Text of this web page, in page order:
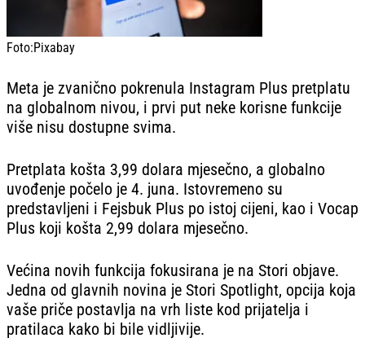
Foto:Pixabay
Meta je zvanično pokrenula Instagram Plus pretplatu
na globalnom nivou, i prvi put neke korisne funkcije
više nisu dostupne svima.
Pretplata košta 3,99 dolara mjesečno, a globalno
uvođenje počelo je 4. juna. Istovremeno su
predstavljeni i Fejsbuk Plus po istoj cijeni, kao i Vocap
Plus koji košta 2,99 dolara mjesečno.
Većina novih funkcija fokusirana je na Stori objave.
Jedna od glavnih novina je Stori Spotlight, opcija koja
vaše priče postavlja na vrh liste kod prijatelja i
pratilaca kako bi bile vidljivije.